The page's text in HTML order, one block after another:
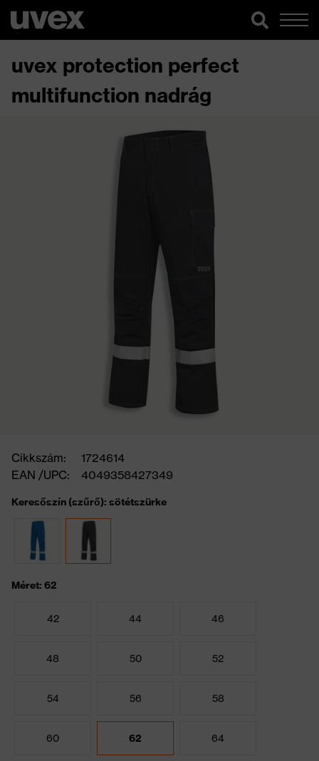
uvex protection perfect
multifunction nadrág
Cikkszám:
1724614
EAN /UPC:
4049358427349
Keresőszín (szűrő): sötétszürke
Méret: 62
42 44 46
48 50 52
54 56 58
60 62 64